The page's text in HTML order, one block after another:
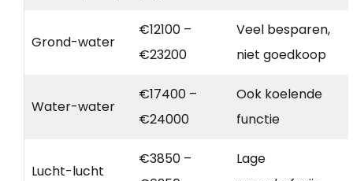
Grond-water
€12100 –
€23200
Veel besparen,
niet goedkoop
Water-water
€17400 –
€24000
Ook koelende
functie
Lucht-lucht
€3850 –
Lage